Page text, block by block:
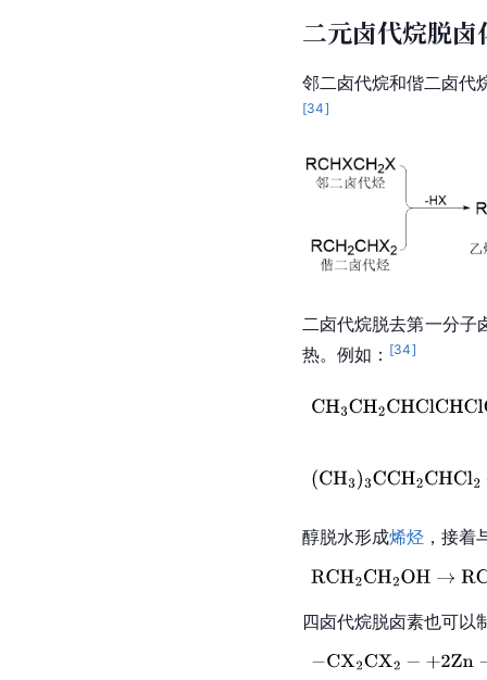
二元卤代烷脱卤
邻二卤代烷和偕二卤代
[34]
二卤代烷脱去第一分子
热。例如： [34]
醇脱水形成烯烃 ，接着
四卤代烷脱卤素也可以